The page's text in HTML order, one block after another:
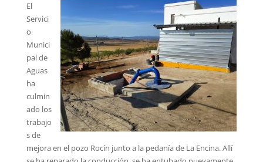
El
Servici
o
Munici
pal de
Aguas
ha
culmin
ado los
trabajo
s de
mejora en el pozo Rocín junto a la pedanía de La Encina. Allí